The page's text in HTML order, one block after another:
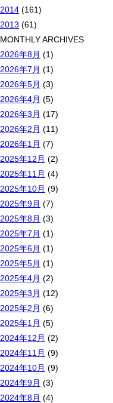
2014 (161)
2013 (61)
MONTHLY ARCHIVES
2026年8月 (1)
2026年7月 (1)
2026年5月 (3)
2026年4月 (5)
2026年3月 (17)
2026年2月 (11)
2026年1月 (7)
2025年12月 (2)
2025年11月 (4)
2025年10月 (9)
2025年9月 (7)
2025年8月 (3)
2025年7月 (1)
2025年6月 (1)
2025年5月 (1)
2025年4月 (2)
2025年3月 (12)
2025年2月 (6)
2025年1月 (5)
2024年12月 (2)
2024年11月 (9)
2024年10月 (9)
2024年9月 (3)
2024年8月 (4)